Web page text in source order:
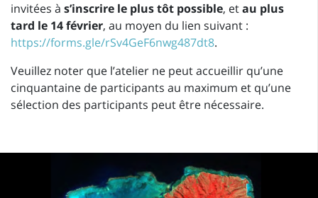
invitées à s’inscrire le plus tôt possible, etau plus
tard le 14 février, au moyen du lien suivant :
https://forms.gle/rSv4GeF6nwg487dt8.
Veuillez noter que l’atelier ne peut accueillir qu’une
cinquantaine de participants au maximum et qu’une
sélection des participants peut être nécessaire.